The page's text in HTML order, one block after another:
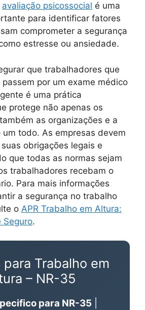
avaliação psicossocial é uma
para identificar fatores
comprometer a segurança
estresse ou ansiedade.
que trabalhadores que
por um exame médico
é uma prática
protege não apenas os
as organizações e a
todo. As empresas devem
obrigações legais e
que todas as normas sejam
trabalhadores recebam o
Para mais informações
a segurança no trabalho
o APR Trabalho em Altura:
Seguro.
para Trabalho em
– NR-35
para NR-35